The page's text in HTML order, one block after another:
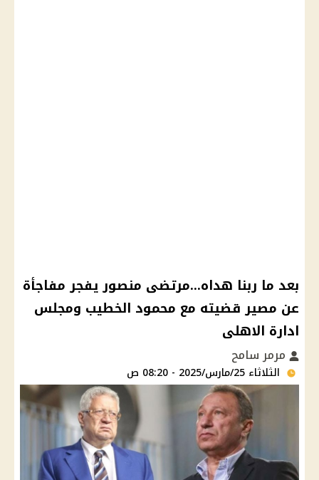
بعد ما ربنا هداه...مرتضى منصور يفجر مفاجأة
عن مصير قضيته مع محمود الخطيب ومجلس
ادارة الاهلى
مرمر سامح
الثلاثاء 25/مارس/2025 - 08:20 ص